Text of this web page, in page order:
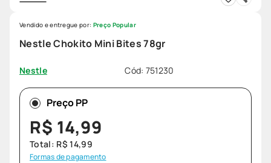
Nestle Chokito Mini Bites 78gr
Nestle Cód: 751230
Vendido e entregue por: Preço Popular
Preço PP
R$ 14,99
Total: R$ 14,99
Formas de pagamento